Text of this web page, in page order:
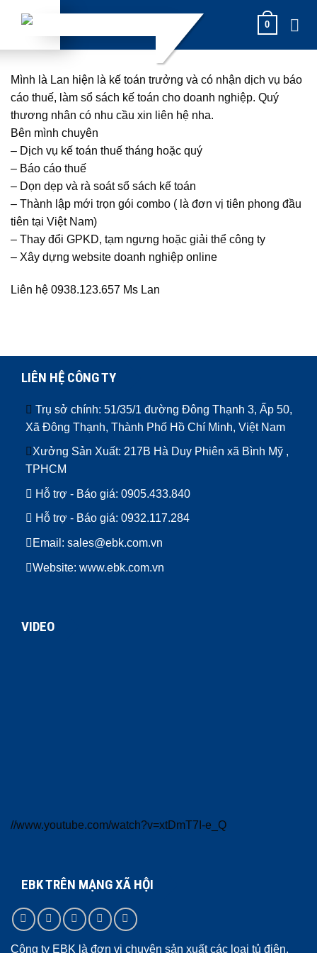
0
Mình là Lan hiện là kế toán trưởng và có nhận dịch vụ báo
cáo thuế, làm sổ sách kế toán cho doanh nghiệp. Quý
thương nhân có nhu cầu xin liên hệ nha.
Bên mình chuyên
– Dịch vụ kế toán thuế tháng hoặc quý
– Báo cáo thuế
– Dọn dẹp và rà soát sổ sách kế toán
– Thành lập mới trọn gói combo ( là đơn vị tiên phong đầu
tiên tại Việt Nam)
– Thay đổi GPKD, tạm ngưng hoặc giải thể công ty
– Xây dựng website doanh nghiệp online
Liên hệ 0938.123.657 Ms Lan
LIÊN HỆ CÔNG TY
Trụ sở chính: 51/35/1 đường Đông Thạnh 3, Ấp 50,
Xã Đông Thạnh, Thành Phố Hồ Chí Minh, Việt Nam
Xưởng Sản Xuất: 217B Hà Duy Phiên xã Bình Mỹ ,
TPHCM
Hỗ trợ - Báo giá: 0905.433.840
Hỗ trợ - Báo giá: 0932.117.284
Email: sales@ebk.com.vn
Website: www.ebk.com.vn
VIDEO
//www.youtube.com/watch?v=xtDmT7I-e_Q
EBK TRÊN MẠNG XÃ HỘI
Công ty EBK là đơn vị chuyên sản xuất các loại tủ điện,